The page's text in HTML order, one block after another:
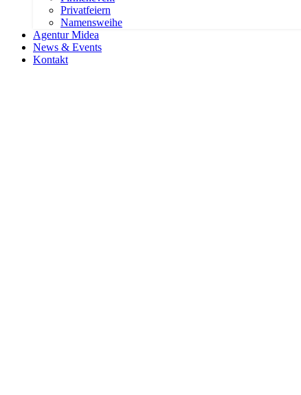
Privatfeiern
Namensweihe
Agentur Midea
News & Events
Kontakt